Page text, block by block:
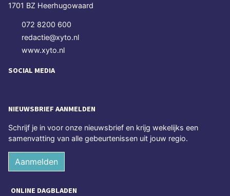
1701 BZ Heerhugowaard
072 8200 600
redactie@xyto.nl
www.xyto.nl
SOCIAL MEDIA
NIEUWSBRIEF AANMELDEN
Schrijf je in voor onze nieuwsbrief en krijg wekelijks een
samenvatting van alle gebeurtenissen uit jouw regio.
Aanmelden
ONLINE DAGBLADEN